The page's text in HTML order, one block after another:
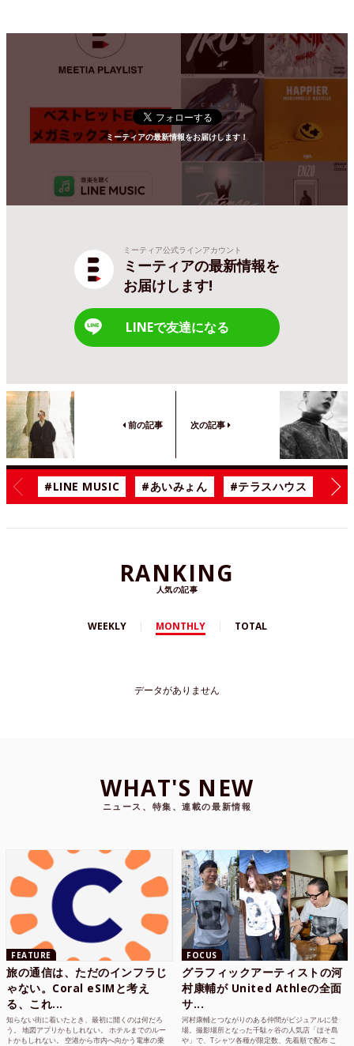
ミーティアの最新情報をお届けします！
ミーティア公式ラインアカウント
ミーティアの最新情報を
お届けします!
LINEで友達になる
前の記事 次の記事
#LINE MUSIC #あいみょん #テラスハウス #漫
RANKING
人気の記事
WEEKLY MONTHLY TOTAL
データがありません
WHAT'S NEW
ニュース、特集、連載の最新情報
FEATURE
旅の通信は、ただのインフラじ
ゃない。Coral eSIMと考え
る、これ...
知らない街に着いたとき、最初に開くのは何だろ
う。 地図アプリかもしれない。 ホテルまでのルー
トかもしれない。 空港から市内へ向かう電車の乗
FOCUS
グラフィックアーティストの河
村康輔が United Athleの全面
サ...
河村康輔とつながりのある仲間がビジュアルに登
場。撮影場所となった千駄ヶ谷の人気店「ほそ島
や」で、Tシャツ各種が限定数、先着順で配布 こ